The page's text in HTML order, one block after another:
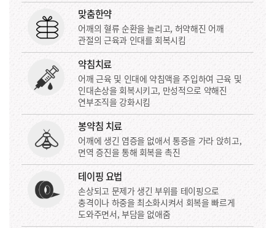
맞춤한약
어깨의 혈류 순환을 늘리고, 허약해진 어깨
관절의 근육과 인대를 회복시킴
약침치료
어깨 근육 및 인대에 약침액을 주입하여 근육 및
인대손상을 회복시키고, 만성적으로 약해진
연부조직을 강화시킴
봉약침 치료
어깨에 생긴 염증을 없애서 통증을 가라 앉히고,
면역 증진을 통해 회복을 촉진
테이핑 요법
손상되고 문제가 생긴 부위를 테이핑으로
충격이나 하중을 최소화시켜서 회복을 빠르게
도와주면서, 부담을 없애줌